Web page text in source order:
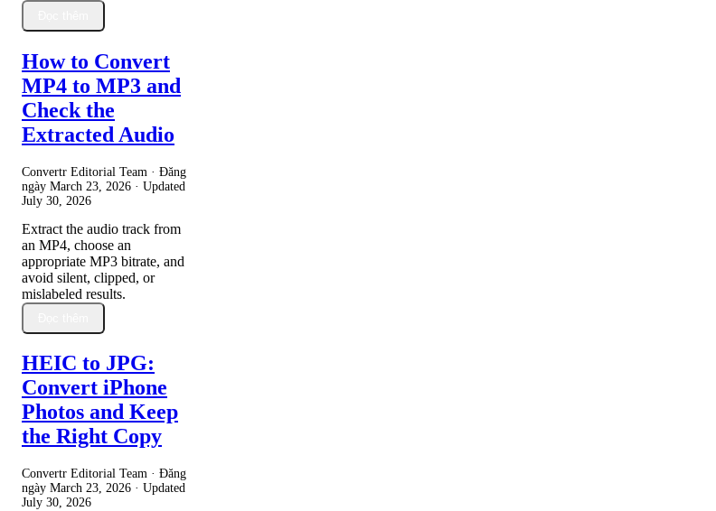
How to Convert
MP4 to MP3 and
Check the
Extracted Audio
Convertr Editorial Team · Đăng
ngày March 23, 2026 · Updated
July 30, 2026
Extract the audio track from
an MP4, choose an
appropriate MP3 bitrate, and
avoid silent, clipped, or
mislabeled results.
HEIC to JPG:
Convert iPhone
Photos and Keep
the Right Copy
Convertr Editorial Team · Đăng
ngày March 23, 2026 · Updated
July 30, 2026